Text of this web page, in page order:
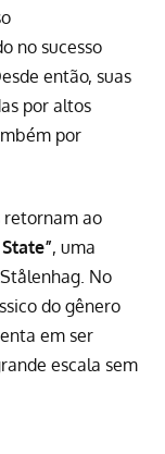
no sucesso
então, suas
por altos
por
retornam ao
, uma
. No
do gênero
em ser
escala sem